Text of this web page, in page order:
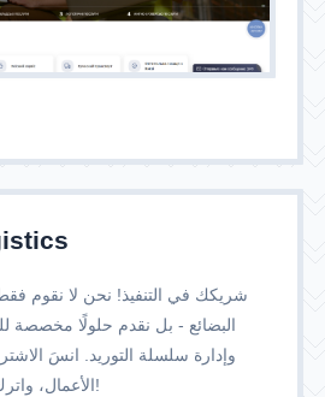
البضائع - بل نقدم حلولًا مخصصة
وإدارة سلسلة التوريد. انسَ
الأعمال، واترك الخدمات اللوجستية لنا!